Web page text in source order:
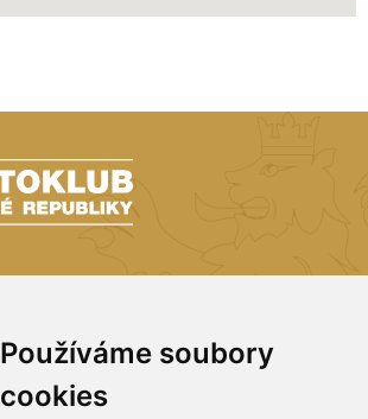
Používáme soubory
cookies